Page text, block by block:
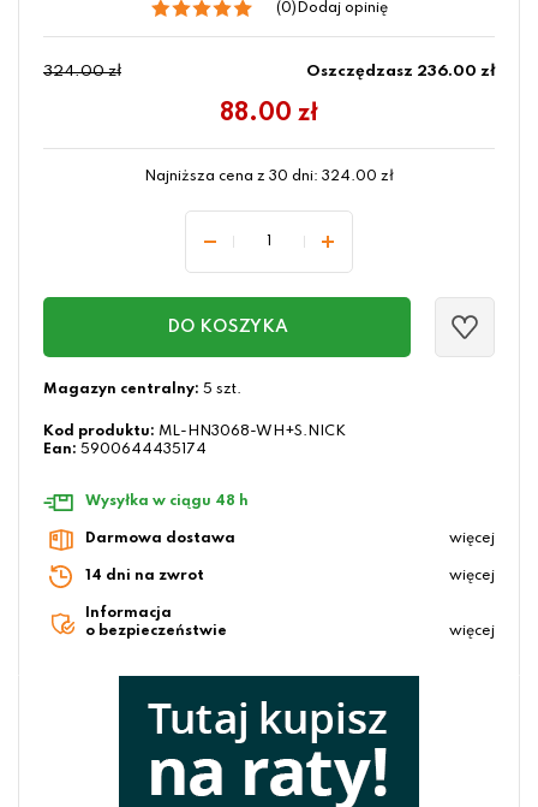
(0) Dodaj opinię
324.00 zł Oszczędzasz 236.00 zł
88.00 zł
Najniższa cena z 30 dni: 324.00 zł
DO KOSZYKA
Magazyn centralny: 5 szt.
Kod produktu: ML-HN3068-WH+S.NICK
Ean: 5900644435174
Wysyłka w ciągu 48 h
Darmowa dostawa więcej
14 dni na zwrot więcej
Informacja
o bezpieczeństwie
więcej